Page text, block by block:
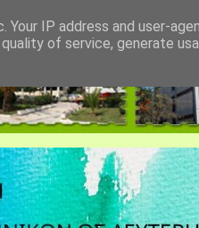
IP address and user-
of service, generate